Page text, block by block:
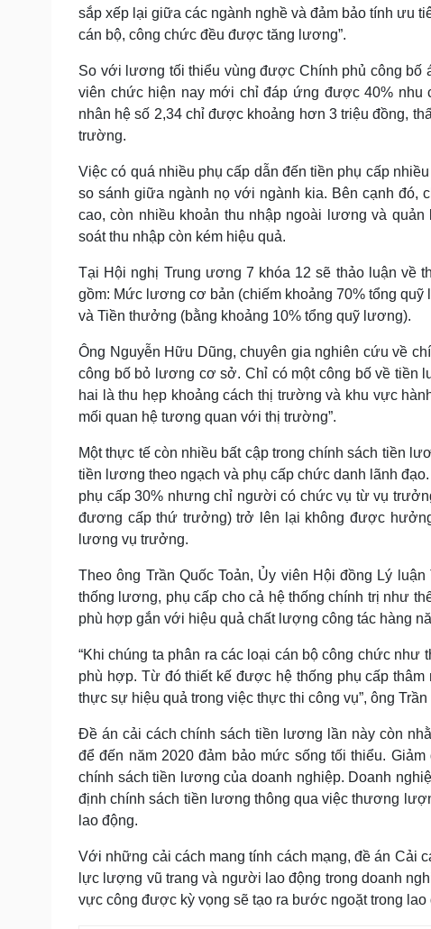
sắp xếp lại giữa các ngành nghề và đảm bảo tính ưu
cán bộ, công chức đều được tăng lương”.
So với lương tối thiểu vùng được Chính phủ công
viên chức hiện nay mới chỉ đáp ứng được 40% nhu
nhân hệ số 2,34 chỉ được khoảng hơn 3 triệu đồng,
trường.
Việc có quá nhiều phụ cấp dẫn đến tiền phụ cấp
so sánh giữa ngành nọ với ngành kia. Bên cạnh
cao, còn nhiều khoản thu nhập ngoài lương và
soát thu nhập còn kém hiệu quả.
Tại Hội nghị Trung ương 7 khóa 12 sẽ thảo luận
gồm: Mức lương cơ bản (chiếm khoảng 70% tổng
và Tiền thưởng (bằng khoảng 10% tổng quỹ lương).
Ông Nguyễn Hữu Dũng, chuyên gia nghiên cứu về
công bố bỏ lương cơ sở. Chỉ có một công bố về tiền
hai là thu hẹp khoảng cách thị trường và khu vực
mối quan hệ tương quan với thị trường”.
Một thực tế còn nhiều bất cập trong chính sách tiền
tiền lương theo ngạch và phụ cấp chức danh lãnh
phụ cấp 30% nhưng chỉ người có chức vụ từ vụ
đương cấp thứ trưởng) trở lên lại không được
lương vụ trưởng.
Theo ông Trần Quốc Toản, Ủy viên Hội đồng Lý
thống lương, phụ cấp cho cả hệ thống chính trị như
phù hợp gắn với hiệu quả chất lượng công tác hàng
“Khi chúng ta phân ra các loại cán bộ công chức
phù hợp. Từ đó thiết kế được hệ thống phụ cấp
thực sự hiệu quả trong việc thực thi công vụ”, ông
Đề án cải cách chính sách tiền lương lần này còn
để đến năm 2020 đảm bảo mức sống tối thiểu.
chính sách tiền lương của doanh nghiệp. Doanh
định chính sách tiền lương thông qua việc thương
lao động.
Với những cải cách mang tính cách mạng, đề án Cải
lực lượng vũ trang và người lao động trong doanh
vực công được kỳ vọng sẽ tạo ra bước ngoặt trong lao